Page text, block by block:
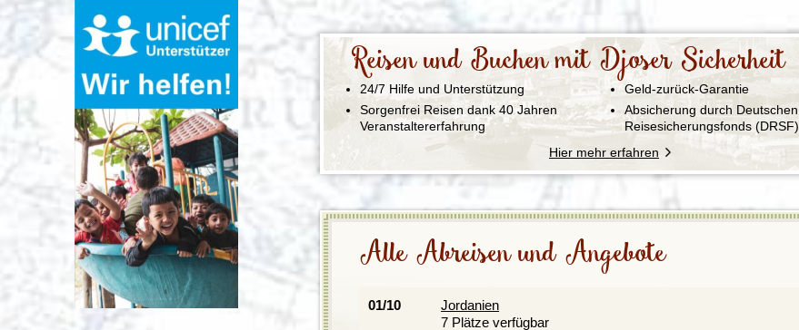
Reisen und Buchen mit Djoser Sicherheit
24/7 Hilfe und Unterstützung
Sorgenfrei Reisen dank 40 Jahren
Veranstaltererfahrung
Geld-zurück-Garantie
Absicherung durch Deutschen
Reisesicherungsfonds (DRSF)
Hier mehr erfahren
Alle Abreisen und Angebote
01/10
Jordanien
7 Plätze verfügbar